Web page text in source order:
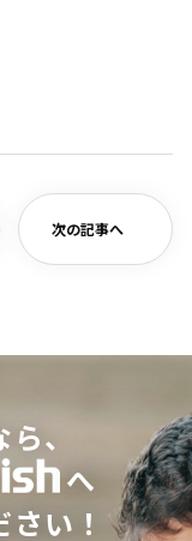
次の記事へ
、
へ
い！